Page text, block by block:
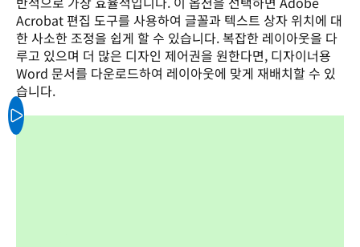
Acrobat 편집 도구를 사용하여 글꼴과 텍스트 상자 위치에 대
한 사소한 조정을 쉽게 할 수 있습니다. 복잡한 레이아웃을 다
루고 있으며 더 많은 디자인 제어권을 원한다면, 디자이너용
Word 문서를 다운로드하여 레이아웃에 맞게 재배치할 수 있
습니다.